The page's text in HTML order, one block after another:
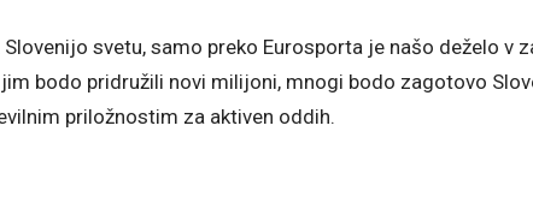
svetu, samo preko Eurosporta je našo deželo v
bodo pridružili novi milijoni, mnogi bodo zagotovo
priložnostim za aktiven oddih.